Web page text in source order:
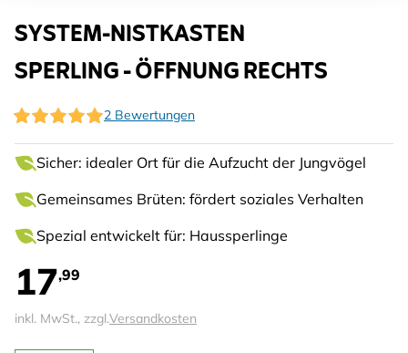
SYSTEM-NISTKASTEN
SPERLING - ÖFFNUNG RECHTS
2 Bewertungen
Sicher: idealer Ort für die Aufzucht der Jungvögel
Gemeinsames Brüten: fördert soziales Verhalten
Spezial entwickelt für: Haussperlinge
17,99
inkl. MwSt., zzgl.Versandkosten